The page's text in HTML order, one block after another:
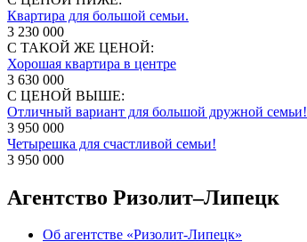
Квартира для большой семьи.
3 230 000
С ТАКОЙ ЖЕ ЦЕНОЙ:
Хорошая квартира в центре
3 630 000
С ЦЕНОЙ ВЫШЕ:
Отличный вариант для большой дружной семьи!
3 950 000
Четырешка для счастливой семьи!
3 950 000
Агентство Ризолит–Липецк
Об агентстве «Ризолит-Липецк»